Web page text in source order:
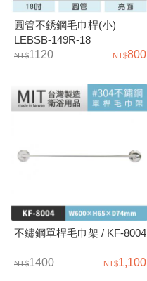
圓管不銹鋼毛巾桿(小)
LEBSB-149R-18
1120
800
不鏽鋼單桿毛巾架 / KF-8004
1400 1,100